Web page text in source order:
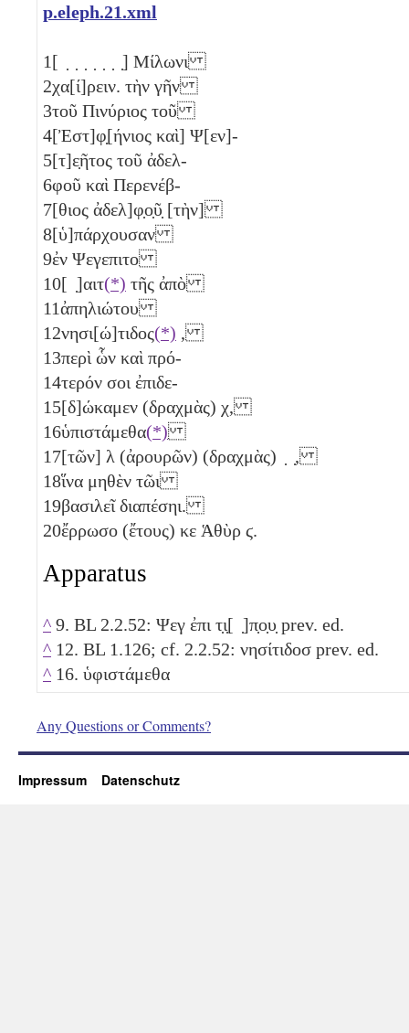
p.eleph.21.xml
1[ ̣ ̣ ̣ ̣ ̣ ̣ ̣] Μίλωνι
2χα[ί]ρειν. τὴν γῆν
3τοῦ Πινύριος τοῦ
4[Ἐστ]φ̣[ήνιος καὶ] Ψ[εν]-
5[τ]ε̣ῆτος τοῦ ἀδελ-
6φοῦ καὶ Περενέβ-
7[θιος ἀδελ]φ̣ο̣ῦ̣ [τὴν]
8[ὑ]πάρχουσαν
9ἐν Ψεγεπιτο
10[ ̣]αιτ(*) τῆς ἀπὸ
11ἀπηλιώτου
12νησι[ώ]τιδος(*) ,
13περὶ ὧν καὶ πρό-
14τερόν σοι ἐπιδε-
15[δ]ώκαμεν (δραχμὰς) χ,
16ὑπιστάμεθα(*)
17[τῶν] λ (ἀρουρῶν) (δραχμὰς) ̣ ̣,
18ἵνα μηθὲν τῶι
19βασιλεῖ διαπέσηι.
20ἔρρωσο (ἔτους) κε Ἁθὺρ ϛ.
Apparatus
^ 9. BL 2.2.52: Ψεγ ἐπι τ̣ι̣[ ̣]π̣ο̣υ̣ prev. ed.
^ 12. BL 1.126; cf. 2.2.52: νησίτιδοσ prev. ed.
^ 16. ὑφιστάμεθα
Any Questions or Comments?
Impressum Datenschutz